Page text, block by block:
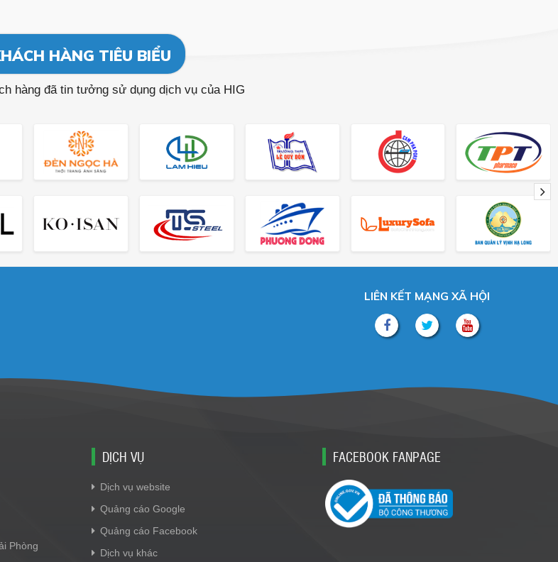
HÀNG TIÊU BIỂU
hàng đã tin tưởng sử dụng dịch vụ của HIG
LIÊN KẾT MẠNG XÃ HỘI
FACEBOOK FANPAGE
DỊCH VỤ
Dịch vụ website
Quảng cáo Google
Quảng cáo Facebook
Dịch vụ khác
Phòng